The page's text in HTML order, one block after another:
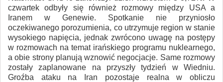
czwartek odbyły się również rozmowy między USA a
Iranem w Genewie. Spotkanie nie przyniosło
oczekiwanego porozumienia, co utrzymuje region w stanie
wysokiego napięcia, jednak zwrócono uwagę na postępy
w rozmowach na temat irańskiego programu nuklearnego,
a obie strony planują wznowić negocjacje. Same rozmowy
zostały zaplanowane na przyszły tydzień w Wiedniu.
Groźba ataku na Iran pozostaje realna w obliczu